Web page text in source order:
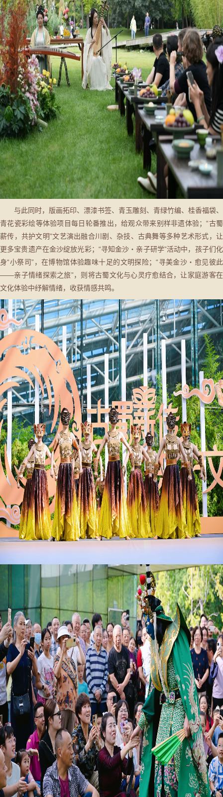
与此同时，版画拓印、漂漆书签、青玉雕刻、青绿竹编、桂香福袋、
青花瓷彩绘等体验项目每日轮番推出，给观众带来别样非遗体验；“古蜀
薪传，共护文明”文艺演出融合川剧、杂技、古典舞等多种艺术形式，让
更多宝贵遗产在金沙绽放光彩；“寻知金沙・亲子研学”活动中，孩子们化
身“小祭司”，在博物馆体验趣味十足的文明探险；“寻美金沙・愈见彼此
——亲子情绪探索之旅”，则将古蜀文化与心灵疗愈结合，让家庭游客在
文化体验中纾解情绪，收获情感共鸣。